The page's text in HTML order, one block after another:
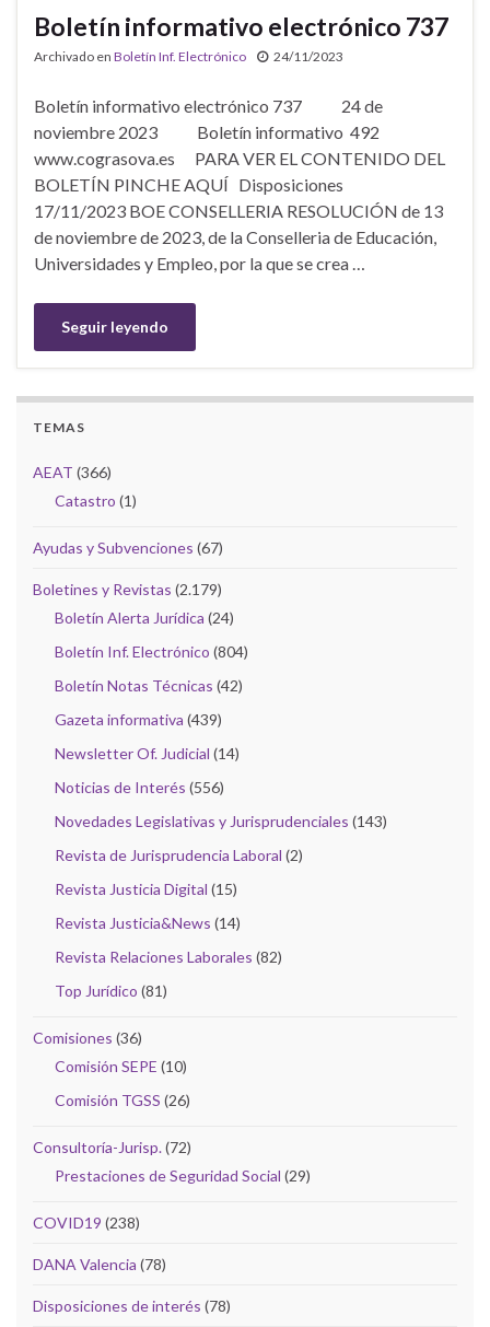
Boletín informativo electrónico 737
Archivado en Boletín Inf. Electrónico 24/11/2023
Boletín informativo electrónico 737 24 de
noviembre 2023 Boletín informativo 492
www.cograsova.es PARA VER EL CONTENIDO DEL
BOLETÍN PINCHE AQUÍ Disposiciones
17/11/2023 BOE CONSELLERIA RESOLUCIÓN de 13
de noviembre de 2023, de la Conselleria de Educación,
Universidades y Empleo, por la que se crea …
Seguir leyendo
TEMAS
AEAT (366)
Catastro (1)
Ayudas y Subvenciones (67)
Boletines y Revistas (2.179)
Boletín Alerta Jurídica (24)
Boletín Inf. Electrónico (804)
Boletín Notas Técnicas (42)
Gazeta informativa (439)
Newsletter Of. Judicial (14)
Noticias de Interés (556)
Novedades Legislativas y Jurisprudenciales (143)
Revista de Jurisprudencia Laboral (2)
Revista Justicia Digital (15)
Revista Justicia&News (14)
Revista Relaciones Laborales (82)
Top Jurídico (81)
Comisiones (36)
Comisión SEPE (10)
Comisión TGSS (26)
Consultoría-Jurisp.(72)
Prestaciones de Seguridad Social (29)
COVID19 (238)
DANA Valencia (78)
Disposiciones de interés (78)